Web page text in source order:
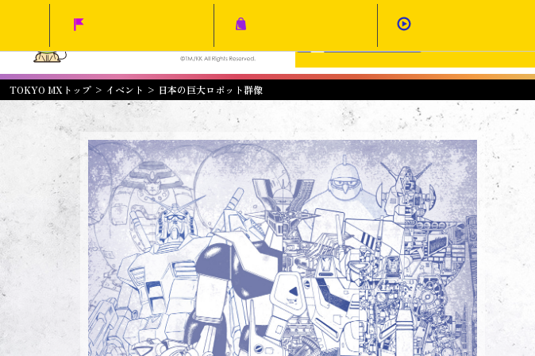
TOKYO MXトップ > イベント > 日本の巨大ロボット群像